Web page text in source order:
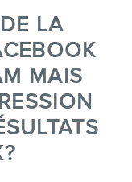
de
IA (GEO)
LA
MAIS